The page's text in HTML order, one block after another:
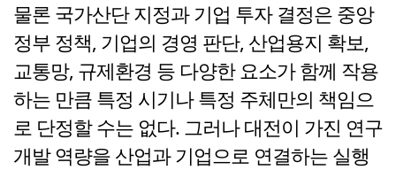
물론 국가산단 지정과 기업 투자 결정은 중앙
정부 정책, 기업의 경영 판단, 산업용지 확보,
교통망, 규제환경 등 다양한 요소가 함께 작용
하는 만큼 특정 시기나 특정 주체만의 책임으
로 단정할 수는 없다. 그러나 대전이 가진 연구
개발 역량을 산업과 기업으로 연결하는 실행